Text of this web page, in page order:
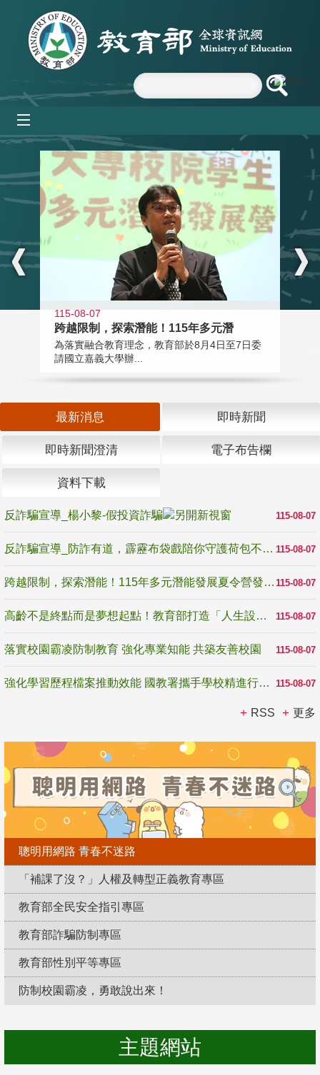
跳到主要內容區塊
:::
115-08-07
跨越限制，探索潛能！115年多元潛
為落實融合教育理念，教育部於8月4日至7日委
請國立嘉義大學辦...
最新消息 即時新聞
即時新聞澄清 電子布告欄
資料下載
115-08-07
反詐騙宣導_楊小黎-假投資詐騙
115-08-07
反詐騙宣導_防詐有道，霹靂布袋戲陪你守護荷包不受騙
115-08-07
跨越限制，探索潛能！115年多元潛能發展夏令營發掘生命無限可能
115-08-07
高齡不是終點而是夢想起點！教育部打造「人生設計夢工場」 參展第3屆高齡健康產業博覽會
115-08-07
落實校園霸凌防制教育 強化專業知能 共築友善校園
115-08-07
強化學習歷程檔案推動效能 國教署攜手學校精進行政與教學支持
RSS 更多
聰明用網路 青春不迷路
「補課了沒？」人權及轉型正義教育專區
教育部全民安全指引專區
教育部詐騙防制專區
教育部性別平等專區
防制校園霸凌，勇敢說出來！
主題網站